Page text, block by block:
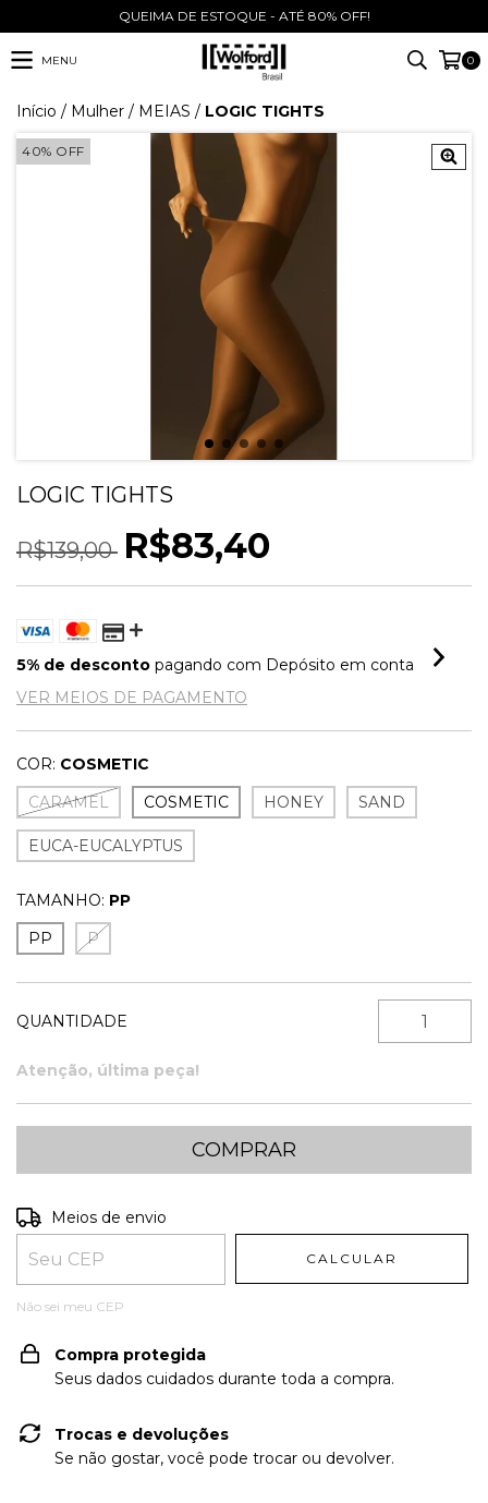
QUEIMA DE ESTOQUE - ATÉ 80% OFF!
MENU 0
Início / Mulher / MEIAS / LOGIC TIGHTS
40% OFF
LOGIC TIGHTS
R$139,00 R$83,40
5% de desconto pagando com Depósito em conta
VER MEIOS DE PAGAMENTO
COR: COSMETIC
CARAMEL
COSMETIC HONEY SAND
EUCA-EUCALYPTUS
TAMANHO: PP
PP
P
QUANTIDADE
Atenção, última peça!
Entregas para o CEP:
Meios de envio
CALCULAR
Não sei meu CEP
Compra protegida
Seus dados cuidados durante toda a compra.
Trocas e devoluções
Se não gostar, você pode trocar ou devolver.